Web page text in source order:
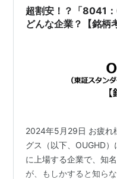
超割安！？「8041
どんな企業？【銘柄
2024年5月29日 お疲れ
グス（以下、OUGHD
に上場する企業で、知
が、もしかすると知ら